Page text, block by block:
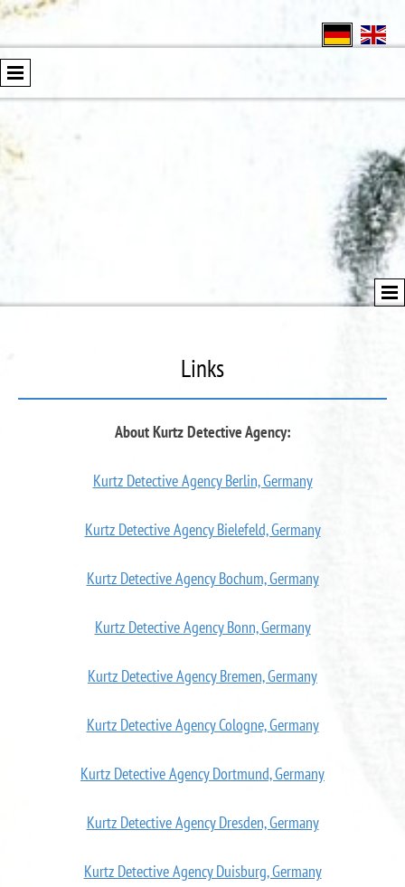
Links
About Kurtz Detective Agency:
Kurtz Detective Agency Berlin, Germany
Kurtz Detective Agency Bielefeld, Germany
Kurtz Detective Agency Bochum, Germany
Kurtz Detective Agency Bonn, Germany
Kurtz Detective Agency Bremen, Germany
Kurtz Detective Agency Cologne, Germany
Kurtz Detective Agency Dortmund, Germany
Kurtz Detective Agency Dresden, Germany
Kurtz Detective Agency Duisburg, Germany